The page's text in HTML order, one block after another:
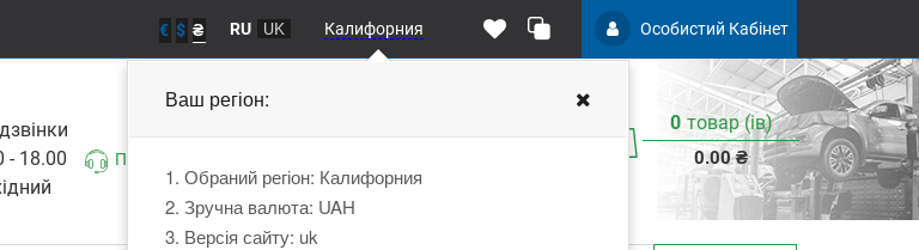
€ $ ₴ RU UK Калифорния
Ваш регіон:
1. Обраний регіон: Калифорния
2. Зручна валюта: UAH
3. Версія сайту: uk
Особистий Кабінет
- 18.00
Передзвоніть мені
0 товар (iв)
0.00 ₴